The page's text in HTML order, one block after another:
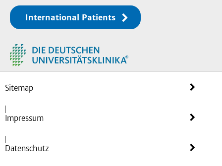
International Patients
Sitemap
Impressum
Datenschutz